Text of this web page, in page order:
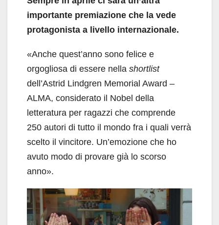
importante premiazione che la vede
protagonista a livello internazionale.
«Anche quest’anno sono felice e
orgogliosa di essere nella shortlist
dell’Astrid Lindgren Memorial Award –
ALMA, considerato il Nobel della
letteratura per ragazzi che comprende
250 autori di tutto il mondo fra i quali verrà
scelto il vincitore. Un’emozione che ho
avuto modo di provare già lo scorso
anno».